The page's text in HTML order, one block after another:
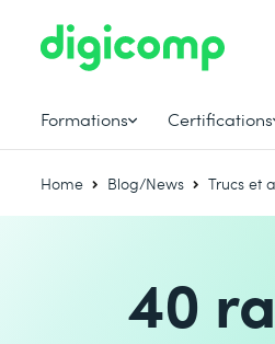
Formations Certifications
Home Blog/News Trucs et
40